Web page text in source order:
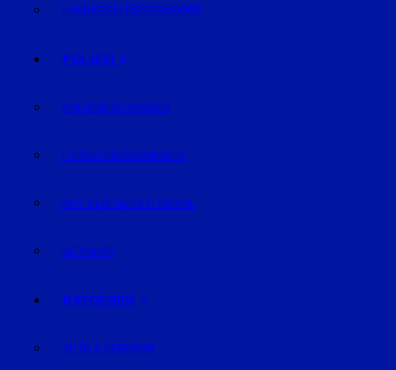
LANDKREIS DEGGENDORF
POLIZEI
POLIZEIMELDUNGEN
FAHNDUNG/VERMISSTE
AUS DEM GERICHTSSAAL
VERKEHR
RATGEBER
AUTO & VERKEHR